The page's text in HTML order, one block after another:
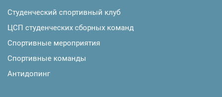
Студенческий спортивный клуб
ЦСП студенческих сборных команд
Спортивные мероприятия
Спортивные команды
Антидопинг